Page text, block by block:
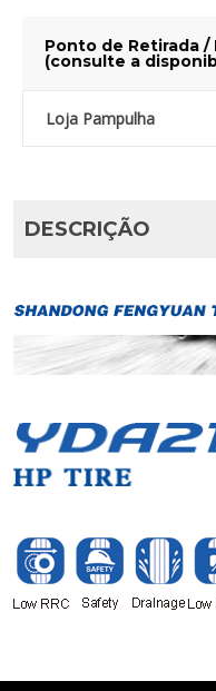
Ponto de Retirada
(consulte a
Loja Pampulha
DESCRIÇÃO